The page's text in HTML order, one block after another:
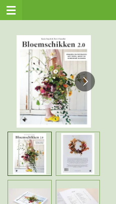
Ga
direct
hoofdinhoud